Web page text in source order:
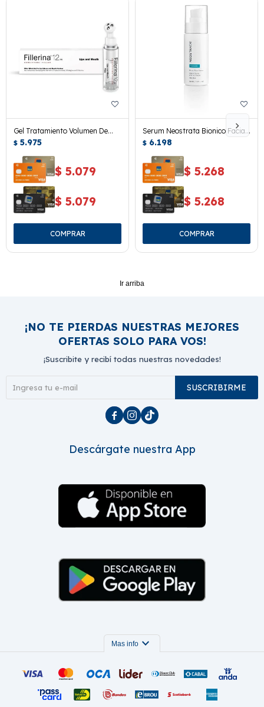
Gel Tratamiento Volumen De
Labios Fillerina Grade 5 7 Ml.
$ 5.975
$ 5.079
$ 5.079
Serum Neostrata Bionico Facial
30 Ml.
$ 6.198
$ 5.268
$ 5.268
Ir arriba
¡NO TE PIERDAS NUESTRAS MEJORES
OFERTAS SOLO PARA VOS!
¡Suscribite y recibí todas nuestras novedades!
SUSCRIBIRME
  
Descárgate nuestra App
Mas info expand_more